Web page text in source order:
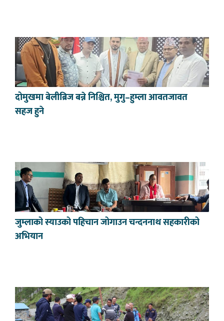
दोमुखमा बेलीब्रिज बन्ने निश्चित, मुगु–हुम्ला आवतजावत
सहज हुने
जुम्लाको स्याउको पहिचान जोगाउन चन्दननाथ सहकारीको
अभियान